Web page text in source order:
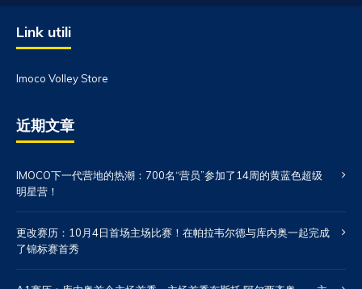
Link utili
Imoco Volley Store
近期文章
IMOCO下一代营地的热潮：700名“营员”参加了14周的黄蓝色超级
明星营！
更改赛历：10月4日首场主场比赛！在帕拉韦尔德与库内奥一起完成
了锦标赛首秀